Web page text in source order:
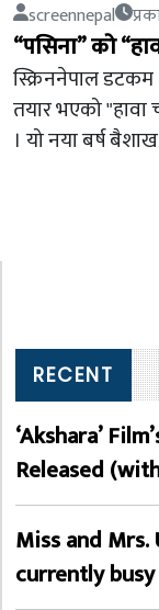
screennepal
“पसिना” को
स्क्रिननेपाल डटकम
तयार भएको "हावा
। यो नया बर्ष
RECENT
‘Akshara’
Released
Miss and
currently